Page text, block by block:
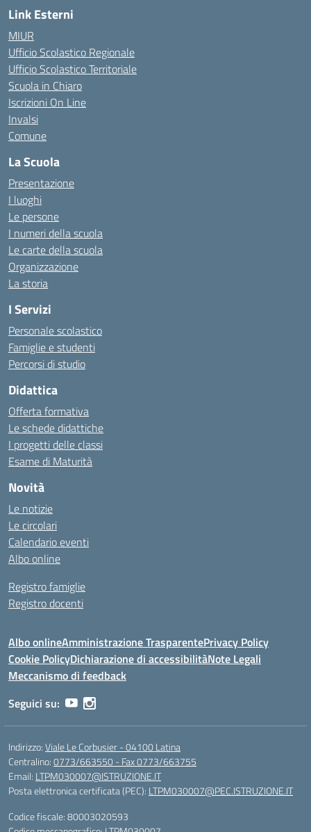
Link Esterni
MIUR
Ufficio Scolastico Regionale
Ufficio Scolastico Territoriale
Scuola in Chiaro
Iscrizioni On Line
Invalsi
Comune
La Scuola
Presentazione
I luoghi
Le persone
I numeri della scuola
Le carte della scuola
Organizzazione
La storia
I Servizi
Personale scolastico
Famiglie e studenti
Percorsi di studio
Didattica
Offerta formativa
Le schede didattiche
I progetti delle classi
Esame di Maturità
Novità
Le notizie
Le circolari
Calendario eventi
Albo online
Registro famiglie
Registro docenti
Albo onlineAmministrazione TrasparentePrivacy Policy
Cookie PolicyDichiarazione di accessibilitàNote Legali
Meccanismo di feedback
Seguici su:
Indirizzo:Viale Le Corbusier - 04100 Latina
Centralino:0773/663550 - Fax 0773/663755
Email: LTPM030007@ISTRUZIONE.IT
Posta elettronica certificata (PEC): LTPM030007@PEC.ISTRUZIONE.IT
Codice fiscale: 80003020593